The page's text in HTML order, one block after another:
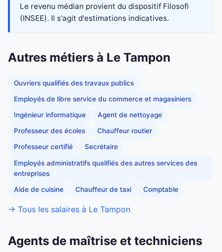
Le revenu médian provient du dispositif Filosofi
(INSEE). Il s'agit d'estimations indicatives.
Autres métiers à Le Tampon
Ouvriers qualifiés des travaux publics
Employés de libre service du commerce et magasiniers
Ingénieur informatique Agent de nettoyage
Professeur des écoles Chauffeur routier
Professeur certifié Secrétaire
Employés administratifs qualifiés des autres services des
entreprises
Aide de cuisine Chauffeur de taxi Comptable
→ Tous les salaires à Le Tampon
Agents de maîtrise et techniciens